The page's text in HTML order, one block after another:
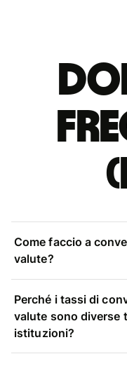
Come faccio a
valute?
Perché i tassi di
valute sono diverse
istituzioni?